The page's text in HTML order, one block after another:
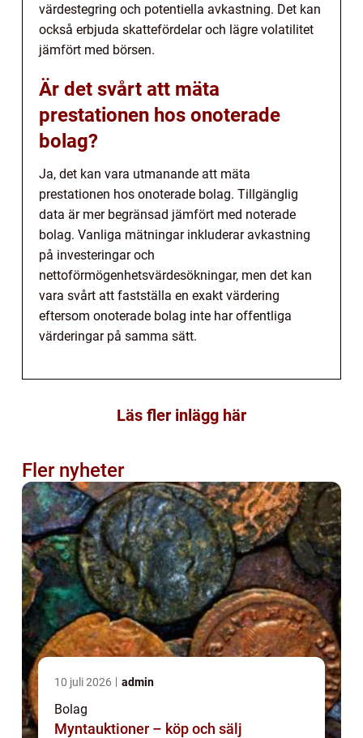
värdestegring och potentiella avkastning. Det kan
också erbjuda skattefördelar och lägre volatilitet
jämfört med börsen.
Är det svårt att mäta
prestationen hos onoterade
bolag?
Ja, det kan vara utmanande att mäta
prestationen hos onoterade bolag. Tillgänglig
data är mer begränsad jämfört med noterade
bolag. Vanliga mätningar inkluderar avkastning
på investeringar och
nettoförmögenhetsvärdesökningar, men det kan
vara svårt att fastställa en exakt värdering
eftersom onoterade bolag inte har offentliga
värderingar på samma sätt.
Läs fler inlägg här
Fler nyheter
10 juli 2026 admin
Bolag
Myntauktioner – köp och sälj